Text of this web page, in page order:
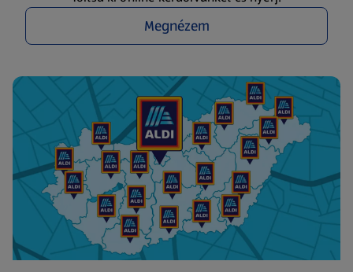
Megnézem